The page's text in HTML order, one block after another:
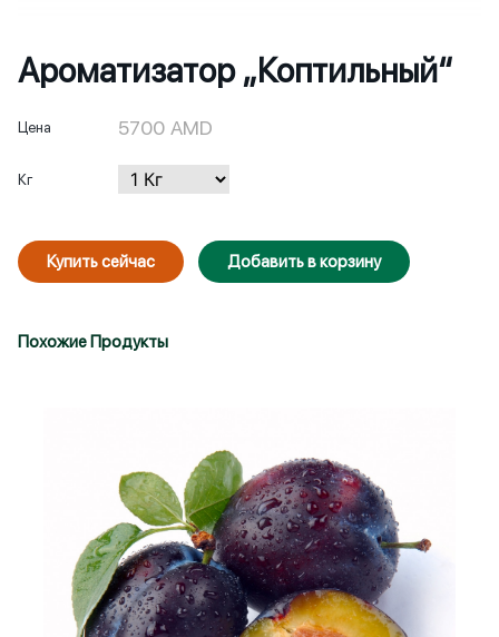
Запомнить меня
Ароматизатор „Коптильный“
Цена 5700 AMD
Кг
Купить сейчас Добавить в корзину
Похожие Продукты